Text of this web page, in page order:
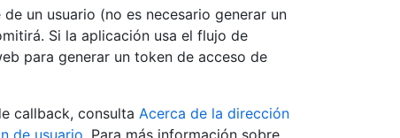
un usuario (no es necesario generar un
Si la aplicación usa el flujo de
para generar un token de acceso de
callback, consulta Acerca de la dirección